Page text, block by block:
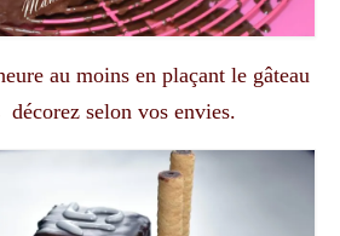
au moins en plaçant le gâteau
selon vos envies.